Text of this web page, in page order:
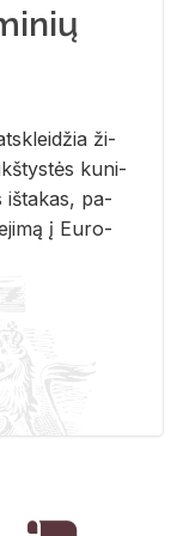
ži­
ku­ni­
iš­ta­kas, pa­
į Eu­ro­